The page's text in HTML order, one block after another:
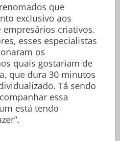
que
exclusivo aos
empresários criativos.
esses especialistas
os
quais gostariam de
que dura 30 minutos
Tá sendo
essa
está tendo